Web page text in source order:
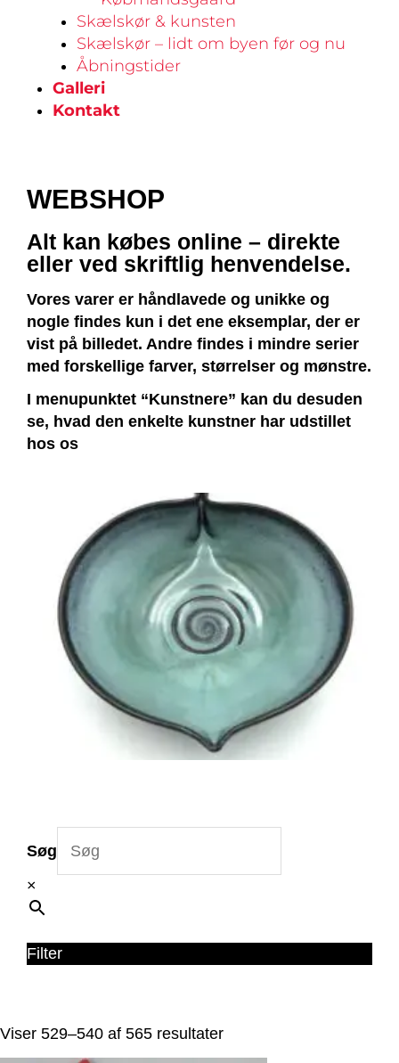
Skælskør & kunsten
Skælskør – lidt om byen før og nu
Åbningstider
Galleri
Kontakt
WEBSHOP
Alt kan købes online – direkte
eller ved skriftlig henvendelse.
Vores varer er håndlavede og unikke og
nogle findes kun i det ene eksemplar, der er
vist på billedet. Andre findes i mindre serier
med forskellige farver, størrelser og mønstre.
I menupunktet “Kunstnere” kan du desuden
se, hvad den enkelte kunstner har udstillet
hos os
Søg
×
Filter
Viser 529–540 af 565 resultater